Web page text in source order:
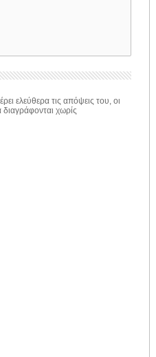
ελεύθερα τις απόψεις του, οι
διαγράφονται χωρίς